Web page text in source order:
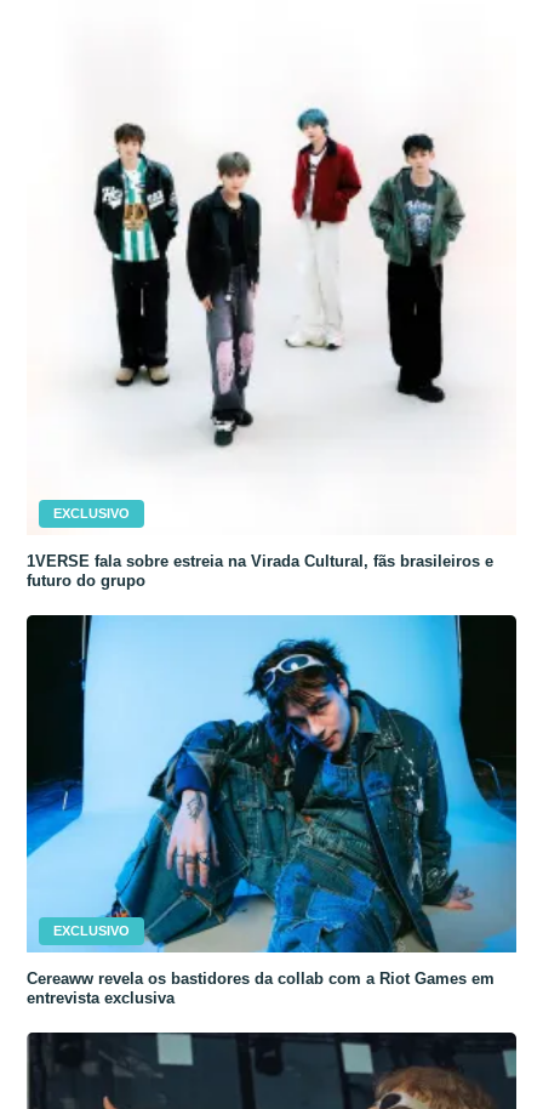
EXCLUSIVO
1VERSE fala sobre estreia na Virada Cultural, fãs brasileiros e
futuro do grupo
EXCLUSIVO
Cereaww revela os bastidores da collab com a Riot Games em
entrevista exclusiva